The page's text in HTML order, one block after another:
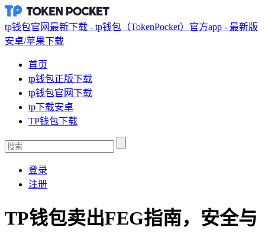
tp钱包官网最新下载 - tp钱包（TokenPocket）官方app - 最新版
安卓/苹果下载
首页
tp钱包正版下载
tp钱包官网下载
tp下载安卓
TP钱包下载
登录
注册
TP钱包卖出FEG指南，安全与